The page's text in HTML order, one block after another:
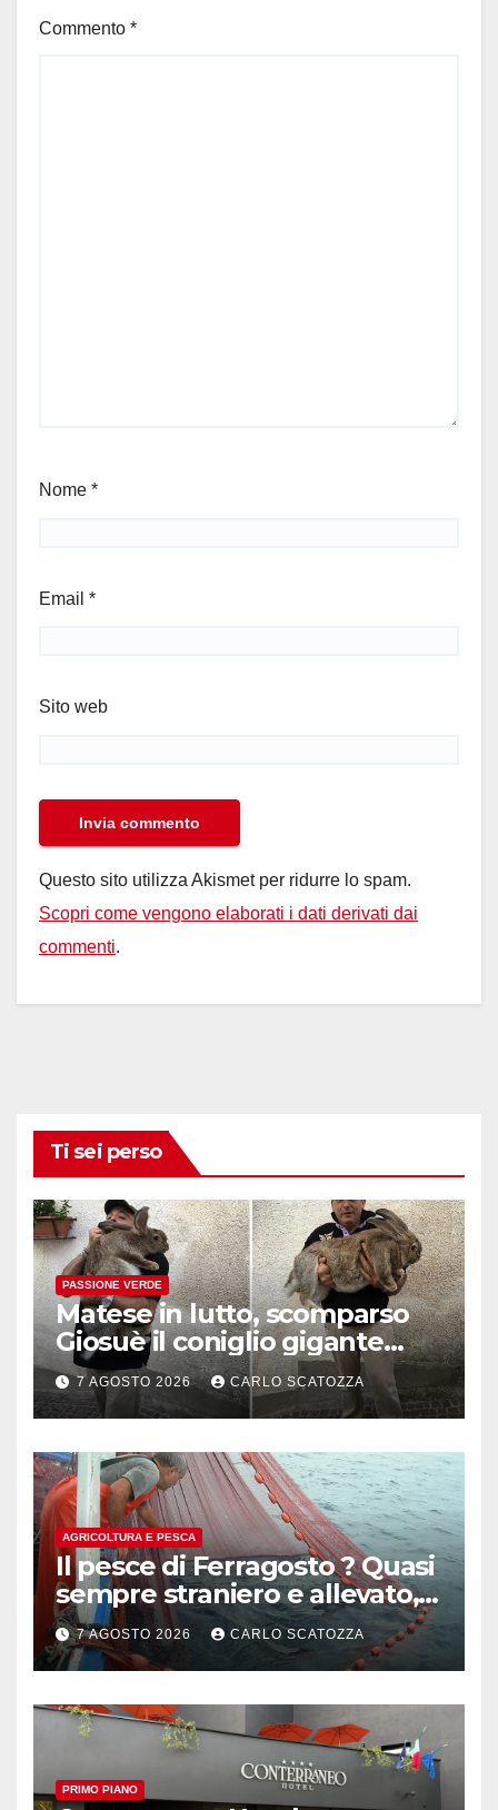
Commento *
Nome *
Email *
Sito web
Questo sito utilizza Akismet per ridurre lo spam.
Scopri come vengono elaborati i dati derivati dai
commenti.
Ti sei perso
PASSIONE VERDE
Matese in lutto, scomparso
Giosuè il coniglio gigante
pluripremiato
7 AGOSTO 2026 CARLO SCATOZZA
AGRICOLTURA E PESCA
Il pesce di Ferragosto ? Quasi
sempre straniero e allevato,
in sofferenza
7 AGOSTO 2026 CARLO SCATOZZA
PRIMO PIANO